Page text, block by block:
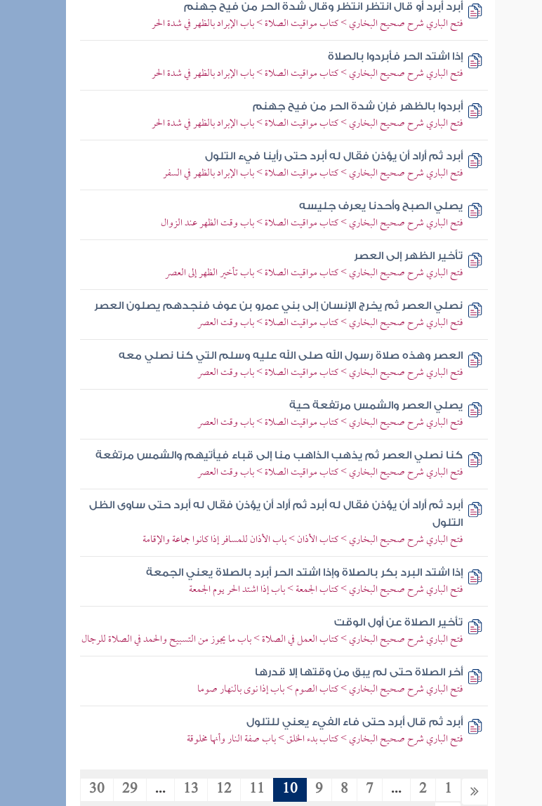
أبرد أبرد أو قال انتظر انتظر وقال شدة الحر من فيح جهنم
فتح الباري شرح صحيح البخاري > كتاب مواقيت الصلاة > باب الإبراد بالظهر في شدة الحر
إذا اشتد الحر فأبردوا بالصلاة
فتح الباري شرح صحيح البخاري > كتاب مواقيت الصلاة > باب الإبراد بالظهر في شدة الحر
أبردوا بالظهر فإن شدة الحر من فيح جهنم
فتح الباري شرح صحيح البخاري > كتاب مواقيت الصلاة > باب الإبراد بالظهر في شدة الحر
أبرد ثم أراد أن يؤذن فقال له أبرد حتى رأينا فيء التلول
فتح الباري شرح صحيح البخاري > كتاب مواقيت الصلاة > باب الإبراد بالظهر في السفر
يصلي الصبح وأحدنا يعرف جليسه
فتح الباري شرح صحيح البخاري > كتاب مواقيت الصلاة > باب وقت الظهر عند الزوال
تأخير الظهر إلى العصر
فتح الباري شرح صحيح البخاري > كتاب مواقيت الصلاة > باب تأخير الظهر إلى العصر
نصلي العصر ثم يخرج الإنسان إلى بني عمرو بن عوف فنجدهم يصلون العصر
فتح الباري شرح صحيح البخاري > كتاب مواقيت الصلاة > باب وقت العصر
العصر وهذه صلاة رسول الله صلى الله عليه وسلم التي كنا نصلي معه
فتح الباري شرح صحيح البخاري > كتاب مواقيت الصلاة > باب وقت العصر
يصلي العصر والشمس مرتفعة حية
فتح الباري شرح صحيح البخاري > كتاب مواقيت الصلاة > باب وقت العصر
كنا نصلي العصر ثم يذهب الذاهب منا إلى قباء فيأتيهم والشمس مرتفعة
فتح الباري شرح صحيح البخاري > كتاب مواقيت الصلاة > باب وقت العصر
أبرد ثم أراد أن يؤذن فقال له أبرد ثم أراد أن يؤذن فقال له أبرد حتى ساوى الظل
التلول
فتح الباري شرح صحيح البخاري > كتاب الأذان > باب الأذان للمسافر إذا كانوا جماعة والإقامة
إذا اشتد البرد بكر بالصلاة وإذا اشتد الحر أبرد بالصلاة يعني الجمعة
فتح الباري شرح صحيح البخاري > كتاب الجمعة > باب إذا اشتد الحر يوم الجمعة
تأخير الصلاة عن أول الوقت
فتح الباري شرح صحيح البخاري > كتاب العمل في الصلاة > باب ما يجوز من التسبيح والحمد في الصلاة للرجال
أخر الصلاة حتى لم يبق من وقتها إلا قدرها
فتح الباري شرح صحيح البخاري > كتاب الصوم > باب إذا نوى بالنهار صوما
أبرد ثم قال أبرد حتى فاء الفيء يعني للتلول
فتح الباري شرح صحيح البخاري > كتاب بدء الخلق > باب صفة النار وأنها مخلوقة
1
2
...
7
8
9
10
11
12
13
...
29
30